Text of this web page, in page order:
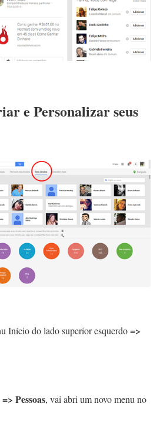
e Personalizar seus
Início do lado superior esquerdo=>
=> Pessoas, vai abri um novo menu no